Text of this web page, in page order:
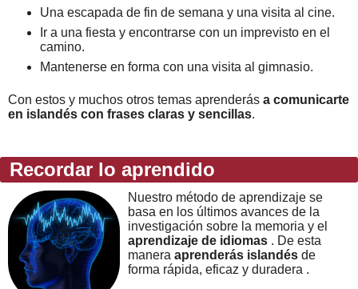
Una escapada de fin de semana y una visita al cine.
Ir a una fiesta y encontrarse con un imprevisto en el
camino.
Mantenerse en forma con una visita al gimnasio.
Con estos y muchos otros temas aprenderás a comunicarte
en islandés con frases claras y sencillas.
Recordar lo aprendido
Nuestro método de aprendizaje se
basa en los últimos avances de la
investigación sobre la memoria y el
aprendizaje de idiomas . De esta
manera aprenderás islandés de
forma rápida, eficaz y duradera .